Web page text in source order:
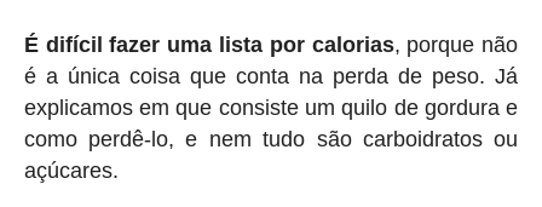
É difícil fazer uma lista por calorias, porque não
é a única coisa que conta na perda de peso. Já
explicamos em que consiste um quilo de gordura e
como perdê-lo, e nem tudo são carboidratos ou
açúcares.